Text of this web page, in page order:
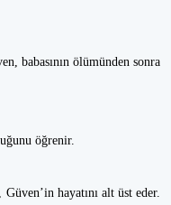
babasının ölümünden sonra
öğrenir.
hayatını alt üst eder.